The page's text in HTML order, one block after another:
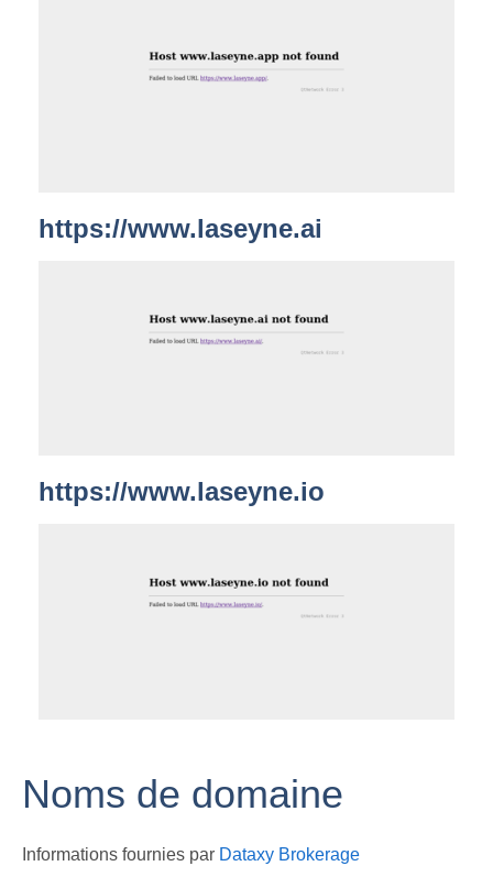
https://www.laseyne.ai
https://www.laseyne.io
Noms de domaine
Informations fournies par Dataxy Brokerage